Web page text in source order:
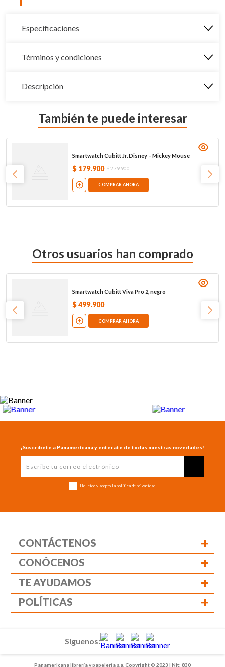
Especificaciones
Términos y condiciones
Descripción
También te puede interesar
Smartwatch Cubitt Jr. Disney – Mickey Mouse
$ 179.900 $279.900
COMPRAR AHORA
Otros usuarios han comprado
Smartwatch Cubitt Viva Pro 2, negro
$ 499.900
COMPRAR AHORA
¡Suscríbete a Panamericana y entérate de todas nuestras novedades!
He leído y acepto la política de privacidad
CONTÁCTENOS +
CONÓCENOS +
TE AYUDAMOS +
POLÍTICAS +
Panamericana librería y papelería s.a. Copyright © 2023 | Nit: 830
Siguenos: